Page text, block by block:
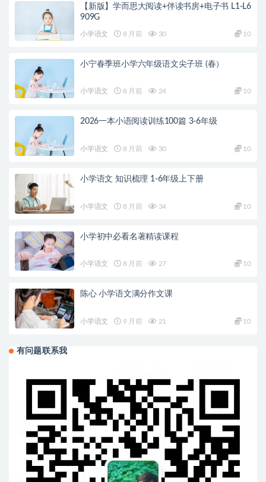
【新版】学而思大阅读+伴读书房+电子书 L1-L6
909G
小学语文 8 月前 30 10
小宁春季班小学六年级语文尖子班 (春）
小学语文 8 月前 24 10
2026一本小语阅读训练100篇 3-6年级
小学语文 8 月前 30 10
小学语文 知识梳理 1-6年级上下册
小学语文 8 月前 34 10
小学初中必看名著精读课程
小学语文 8 月前 27 10
陈心 小学语文满分作文课
小学语文 9 月前 21 10
有问题联系我